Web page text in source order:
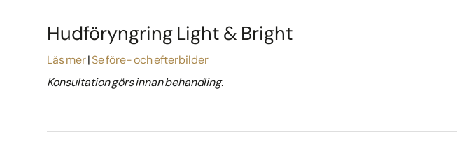
Hudföryngring Light & Bright
Läs mer Se före- och efterbilder
Konsultation görs innan behandling.